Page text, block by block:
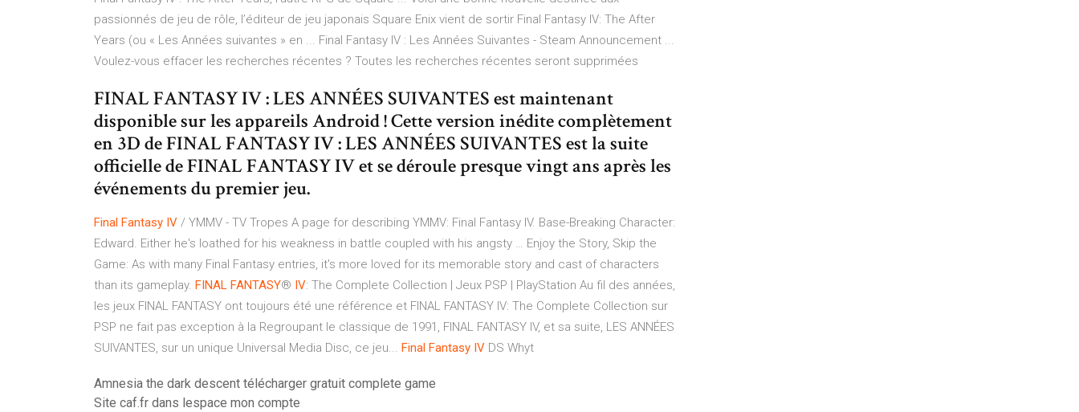
passionnés de jeu de rôle, l’éditeur de jeu japonais Square Enix vient de sortir Final Fantasy IV: The After
Years (ou « Les Années suivantes » en ... Final Fantasy IV : Les Années Suivantes - Steam Announcement ...
Voulez-vous effacer les recherches récentes ? Toutes les recherches récentes seront supprimées
FINAL FANTASY IV : LES ANNÉES SUIVANTES est maintenant
disponible sur les appareils Android ! Cette version inédite complètement
en 3D de FINAL FANTASY IV : LES ANNÉES SUIVANTES est la suite
officielle de FINAL FANTASY IV et se déroule presque vingt ans après les
événements du premier jeu.
Final Fantasy IV / YMMV - TV Tropes A page for describing YMMV: Final Fantasy IV. Base-Breaking Character:
Edward. Either he's loathed for his weakness in battle coupled with his angsty … Enjoy the Story, Skip the
Game: As with many Final Fantasy entries, it's more loved for its memorable story and cast of characters
than its gameplay. FINAL FANTASY® IV: The Complete Collection | Jeux PSP | PlayStation Au fil des années,
les jeux FINAL FANTASY ont toujours été une référence et FINAL FANTASY IV: The Complete Collection sur
PSP ne fait pas exception à la Regroupant le classique de 1991, FINAL FANTASY IV, et sa suite, LES ANNÉES
SUIVANTES, sur un unique Universal Media Disc, ce jeu... Final Fantasy IV DS Whyt
Amnesia the dark descent télécharger gratuit complete game
Site caf.fr dans lespace mon compte